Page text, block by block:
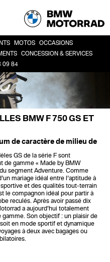
MOTOS
SPORT
ADVENTURE
TOUR
OCCASIONS
CONCESSION & SERVICES
LA CONCESSION
DEMANDE DE RDV ATELIER
FINANCEMENT
09 84
BMW F 750 GS ET
de caractère de milieu de
GS de la série F sont
de gamme « Made by BMW
segment Adventure. Comme
mariage idéal entre l’aptitude à
et des qualités tout-terrain
le compagnon idéal pour partir à
reculés. Après avoir passé dix
a aujourd’hui totalement
Son objectif : un plaisir de
en mode sportif et dynamique
à deux avec bagages ou